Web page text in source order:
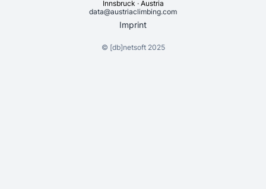
Innsbruck · Austria
data@austriaclimbing.com
Imprint
© [db]netsoft2025